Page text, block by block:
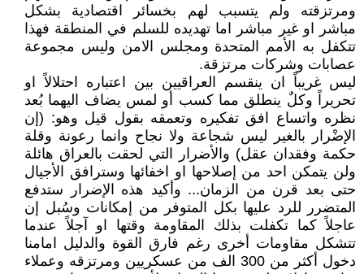
ومرتزقته ولم يتسبب لهم بخسائر اقتصادية بشكل
مباشر او غير مباشر اما تهديده للسلم في المنطقة فهذا
تتكفل به الأمم المتحدة ومجلس الامن وليس مجموعة
عصابات وشركات مرتزقة.
ليس غريباً ان ينقسم العراقيين بين اعتباره احتلالاً او
تحريراً وكلٌ ينطلق مما كسب أو لمس يضاف اليهما بُعد
نظره واتساع افق تفكيره وتعمقه بقول قيل وهو: (إن
الإضْرار بالغير ليس شجاعة ولا نجاح وانما رعونة وقلة
حكمة وفقدان عقل) والأضرار التي لحقت بالعراق هائلة
ولن يتمكن احد من إصلاحها او اخفائها وسترافق الأجيال
حتى بعد قرن من الزمان... وأكيد هذه الإضرار ستدفع
المتضرر للرد عليها بكل المتوفر من إمكانات وسُبل إن
عاجلاً كما تكفلت بذلك المقاومة وقتها او آجلاً عندما
تتشكل مقاومات أخرى رغم فارق القوة والدليل امامنا
دخول أكثر من 300 الف من عسكريين ومرتزقه وعملاء